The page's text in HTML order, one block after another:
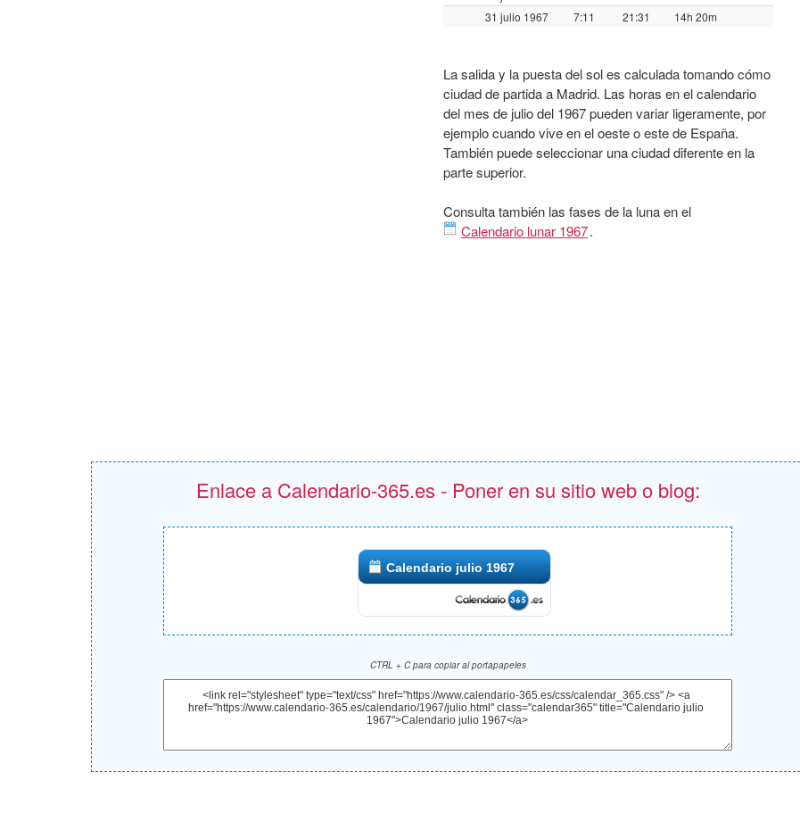
31 julio 1967
7:11 21:31 14h 20m
La salida y la puesta del sol es calculada tomando cómo
ciudad de partida a Madrid. Las horas en el calendario
del mes de julio del 1967 pueden variar ligeramente, por
ejemplo cuando vive en el oeste o este de España.
También puede seleccionar una ciudad diferente en la
parte superior.
Consulta también las fases de la luna en el
Calendario lunar 1967.
Enlace a Calendario-365.es - Poner en su sitio web o blog:
Calendario julio 1967
CTRL + C para copiar al portapapeles